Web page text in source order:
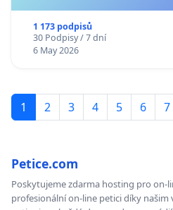
1 173 podpisů
30 Podpisy / 7 dní
6 May 2026
1 2 3 4 5 6 7
Petice.com
Poskytujeme zdarma hosting pro on-
profesionální on-line petici díky našim